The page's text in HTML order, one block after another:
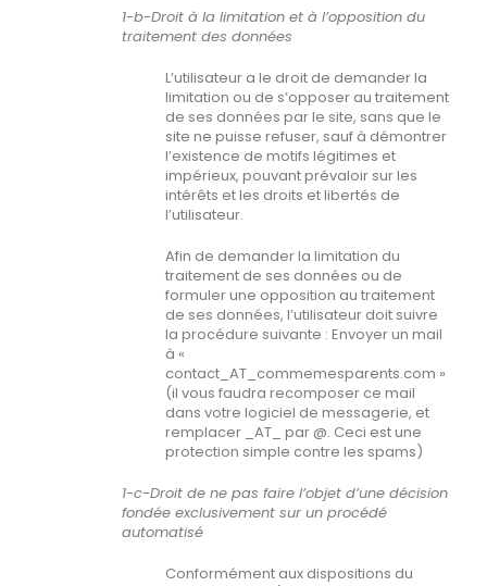
1-b-Droit à la limitation et à l’opposition du
traitement des données
L’utilisateur a le droit de demander la
limitation ou de s’opposer au traitement
de ses données par le site, sans que le
site ne puisse refuser, sauf à démontrer
l’existence de motifs légitimes et
impérieux, pouvant prévaloir sur les
intérêts et les droits et libertés de
l’utilisateur.
Afin de demander la limitation du
traitement de ses données ou de
formuler une opposition au traitement
de ses données, l’utilisateur doit suivre
la procédure suivante : Envoyer un mail
à «
contact_AT_commemesparents.com »
(il vous faudra recomposer ce mail
dans votre logiciel de messagerie, et
remplacer _AT_ par @. Ceci est une
protection simple contre les spams)
1-c-Droit de ne pas faire l’objet d’une décision
fondée exclusivement sur un procédé
automatisé
Conformément aux dispositions du